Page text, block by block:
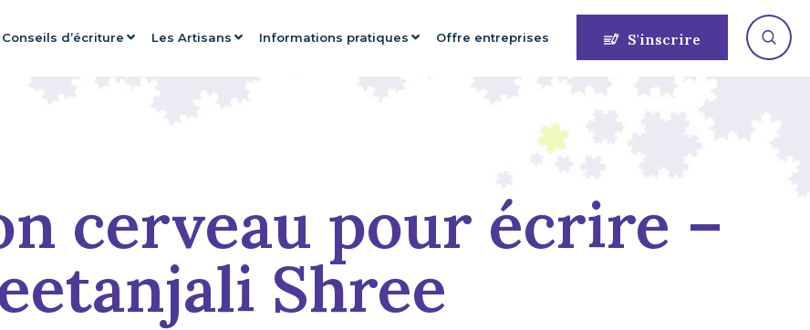
Conseils d’écriture Les Artisans Informations pratiques Offre entreprises S'inscrire
cerveau pour écrire –
Shree